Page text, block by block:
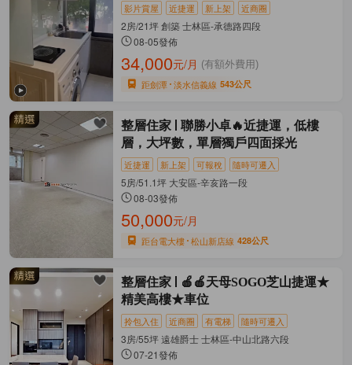
影片賞屋 近捷運 新上架 近商圈
2房/21坪 創築 士林區-承德路四段
08-05發佈
34,000元/月 (有額外費用)
距劍潭 淡水信義線 543公尺
整層住家
聯勝小卓🔥近捷運，低樓
層，大坪數，單層獨戶四面採光
近捷運 新上架 可報稅 隨時可遷入
5房/51.1坪 大安區-辛亥路一段
08-03發佈
50,000元/月
距台電大樓 松山新店線 428公尺
整層住家
🍎🍎天母SOGO芝山捷運★
精美高樓★車位
拎包入住 近商圈 有電梯 隨時可遷入
3房/55坪 遠雄爵士 士林區-中山北路六段
07-21發佈